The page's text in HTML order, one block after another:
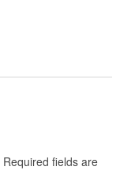
Required fields are